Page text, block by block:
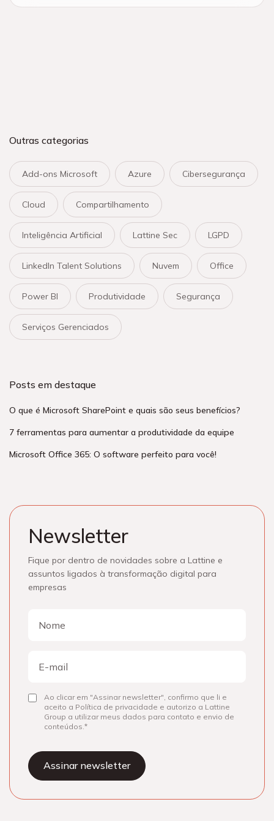
Outras categorias
Add-ons Microsoft Azure Cibersegurança
Cloud Compartilhamento
Inteligência Artificial Lattine Sec LGPD
LinkedIn Talent Solutions Nuvem Office
Power BI Produtividade Segurança
Serviços Gerenciados
Posts em destaque
O que é Microsoft SharePoint e quais são seus benefícios?
7 ferramentas para aumentar a produtividade da equipe
Microsoft Office 365: O software perfeito para você!
Newsletter
Fique por dentro de novidades sobre a Lattine e
assuntos ligados à transformação digital para
empresas
mail
ConsentirAo clicar em "Assinar newsletter", confirmo que li e
aceito a Política de privacidade e autorizo a Lattine
Group a utilizar meus dados para contato e envio de
conteúdos.